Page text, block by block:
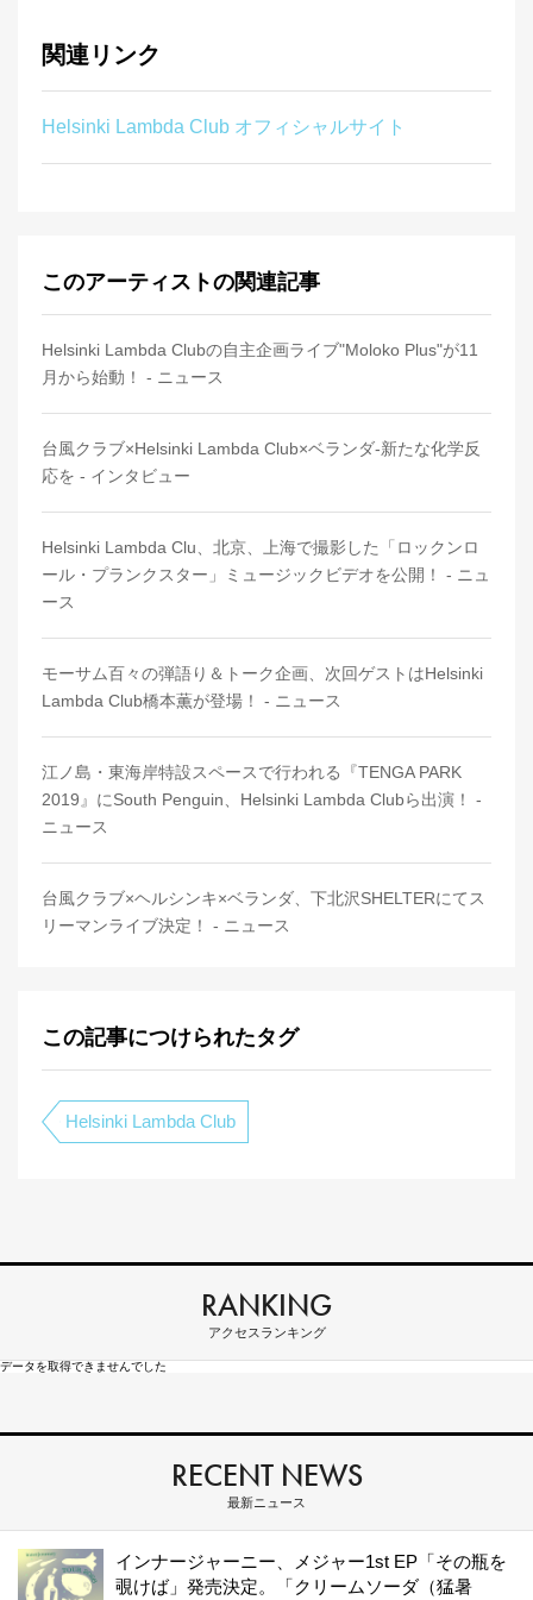
関連リンク
Helsinki Lambda Club オフィシャルサイト
このアーティストの関連記事
Helsinki Lambda Clubの自主企画ライブ"Moloko Plus"が11
月から始動！ - ニュース
台風クラブ×Helsinki Lambda Club×ベランダ-新たな化学反
応を - インタビュー
Helsinki Lambda Clu、北京、上海で撮影した「ロックンロ
ール・プランクスター」ミュージックビデオを公開！ - ニュ
ース
モーサム百々の弾語り＆トーク企画、次回ゲストはHelsinki
Lambda Club橋本薫が登場！ - ニュース
江ノ島・東海岸特設スペースで行われる『TENGA PARK
2019』にSouth Penguin、Helsinki Lambda Clubら出演！ -
ニュース
台風クラブ×ヘルシンキ×ベランダ、下北沢SHELTERにてス
リーマンライブ決定！ - ニュース
この記事につけられたタグ
Helsinki Lambda Club
RANKING
アクセスランキング
データを取得できませんでした
RECENT NEWS
最新ニュース
インナージャーニー、メジャー1st EP「その瓶を
覗けば」発売決定。「クリームソーダ（猛暑